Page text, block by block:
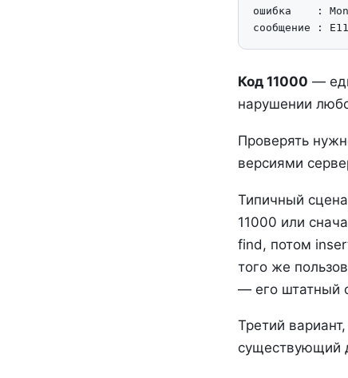
ошибка    :
Код 11000 —
нарушении
Проверять
версиями
Типичный
11000 или
find, потом
того же
— его штатный
Третий
существующий